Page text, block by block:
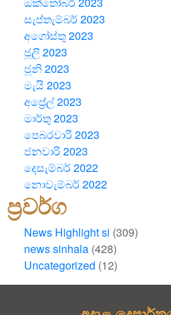
සැප්තැම්බර් 2023
අගෝස්තු 2023
ජූලි 2023
ජූනි 2023
මැයි 2023
අප්‍රේල් 2023
මාර්තු 2023
පෙබරවාරි 2023
ජනවාරි 2023
දෙසැම්බර් 2022
නොවැම්බර් 2022
ප්‍රවර්ග
News Highlight si (309)
news sinhala (428)
Uncategorized (12)